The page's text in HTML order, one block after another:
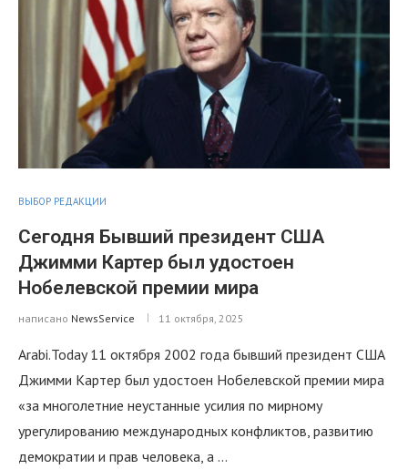
ВЫБОР РЕДАКЦИИ
Сегодня Бывший президент США
Джимми Картер был удостоен
Нобелевской премии мира
написано NewsService 11 октября, 2025
Arabi.Today 11 октября 2002 года бывший президент США
Джимми Картер был удостоен Нобелевской премии мира
«за многолетние неустанные усилия по мирному
урегулированию международных конфликтов, развитию
демократии и прав человека, а …